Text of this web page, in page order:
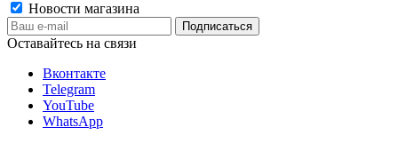
Новости магазина
Оставайтесь на связи
Вконтакте
Telegram
YouTube
WhatsApp